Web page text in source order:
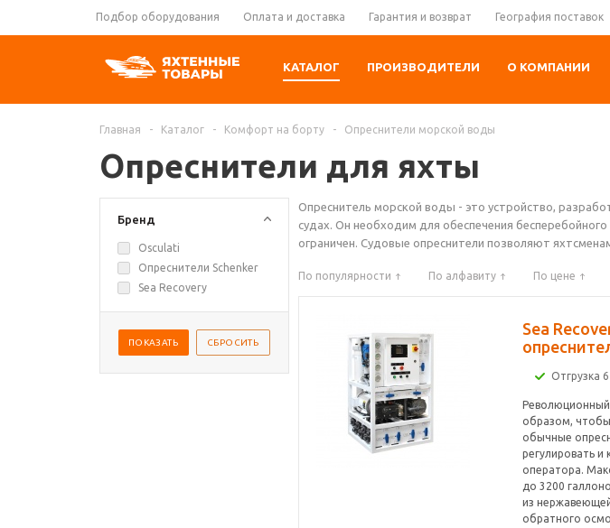
Подбор оборудования Оплата и доставка Гарантия и возврат География поставок
КАТАЛОГ ПРОИЗВОДИТЕЛИ О КОМПАНИИ
Главная - Каталог - Комфорт на борту - Опреснители морской воды
Опреснители для яхты
Бренд
Osculati
Опреснители Schenker
Sea Recovery
Опреснитель морской воды - это устройство,
судах. Он необходим для обеспечения
ограничен. Судовые опреснители позволяют
По популярности По алфавиту По цене
Sea
Отгрузка
Революционный
образом,
обычные
регулировать
оператора.
до 3200
из
обратного